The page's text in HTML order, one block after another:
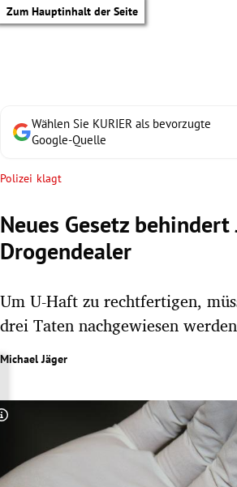
Zum Hauptinhalt der Seite
Untermenü
Untermenü
Wählen Sie KURIER als bevorzugte
Google-Quelle
Polizei klagt
Neues Gesetz behindert
Drogendealer
Um U-Haft zu rechtfertigen,
drei Taten nachgewiesen
Michael Jäger
Copyright-Hinweis öffnen/schließen